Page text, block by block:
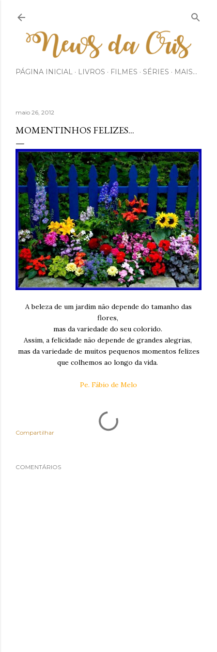
PÁGINA INICIAL LIVROS FILMES SÉRIES MAIS…
maio 26, 2012
MOMENTINHOS FELIZES...
A beleza de um jardim não depende do tamanho das
flores,
mas da variedade do seu colorido.
Assim, a felicidade não depende de grandes alegrias,
mas da variedade de muitos pequenos momentos felizes
que colhemos ao longo da vida.
Pe. Fábio de Melo
Compartilhar
COMENTÁRIOS